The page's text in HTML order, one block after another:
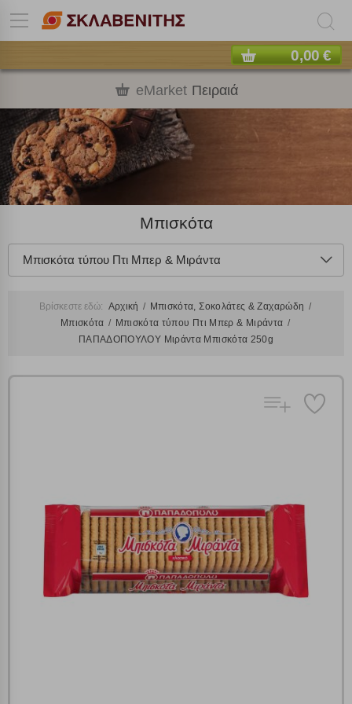
0,00 €
eMarket Πειραιά
Μπισκότα
Μπισκότα τύπου Πτι Μπερ & Μιράντα
Βρίσκεστε εδώ: Αρχική
Μπισκότα, Σοκολάτες & Ζαχαρώδη
Μπισκότα
Μπισκότα τύπου Πτι Μπερ & Μιράντα
ΠΑΠΑΔΟΠΟΥΛΟΥ Μιράντα Μπισκότα 250g